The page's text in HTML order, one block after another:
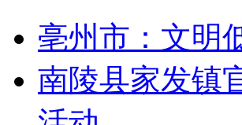
亳州市：文明
南陵县家发镇